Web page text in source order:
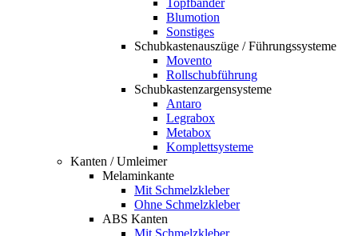
Topfbänder
Blumotion
Sonstiges
Schubkastenauszüge / Führungssysteme
Movento
Rollschubführung
Schubkastenzargensysteme
Antaro
Legrabox
Metabox
Komplettsysteme
Kanten / Umleimer
Melaminkante
Mit Schmelzkleber
Ohne Schmelzkleber
ABS Kanten